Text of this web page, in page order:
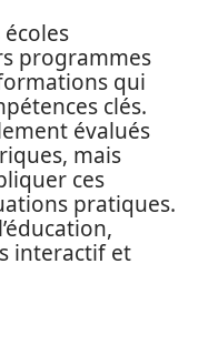
programmes
qui
clés.
évalués
mais
ces
pratiques.
interactif et